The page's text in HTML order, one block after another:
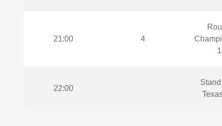
21:00 4
22:00
Stand